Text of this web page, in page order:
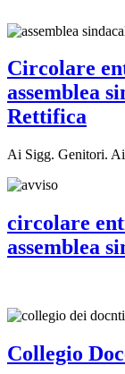
Circolare
assemblea
Rettifica
Ai Sigg. Genitori.
circolare
assemblea
Collegio